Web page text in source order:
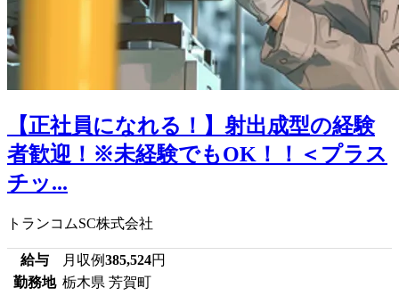
【正社員になれる！】射出成型の経験
者歓迎！※未経験でもOK！！＜プラス
チッ...
トランコムSC株式会社
給与 月収例385,524円
勤務地 栃木県 芳賀町